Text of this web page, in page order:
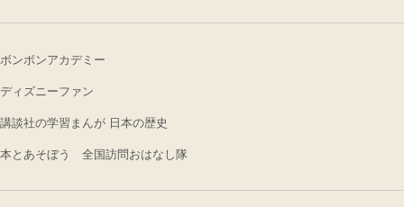
ボンボンアカデミー
ディズニーファン
講談社の学習まんが 日本の歴史
本とあそぼう 全国訪問おはなし隊